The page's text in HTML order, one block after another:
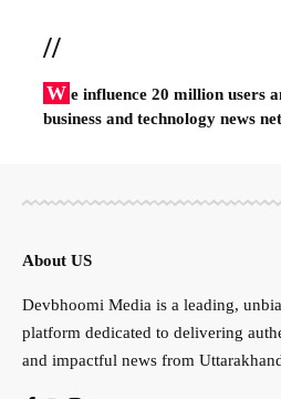
//
W e influence 20 million users
business and technology news
About US
Devbhoomi Media is a leading,
platform dedicated to delivering
and impactful news from